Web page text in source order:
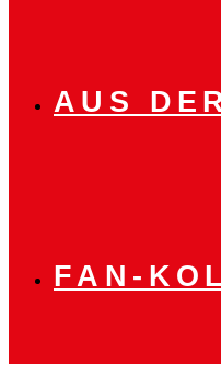
AUS
FAN-